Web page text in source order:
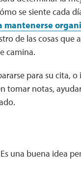
se siente cada
mantenerse
de las cosas que
camina.
para su cita, o
tomar notas,
una buena idea